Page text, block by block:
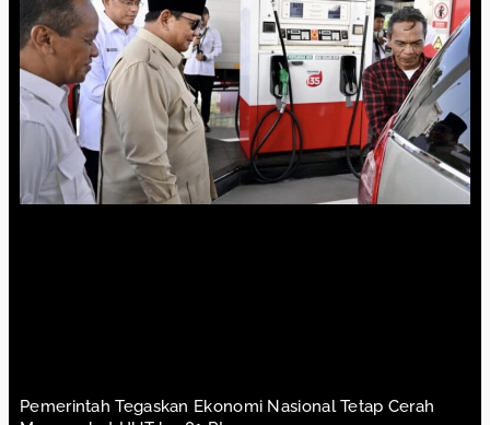
Pemerintah Tegaskan Ekonomi Nasional Tetap Cerah